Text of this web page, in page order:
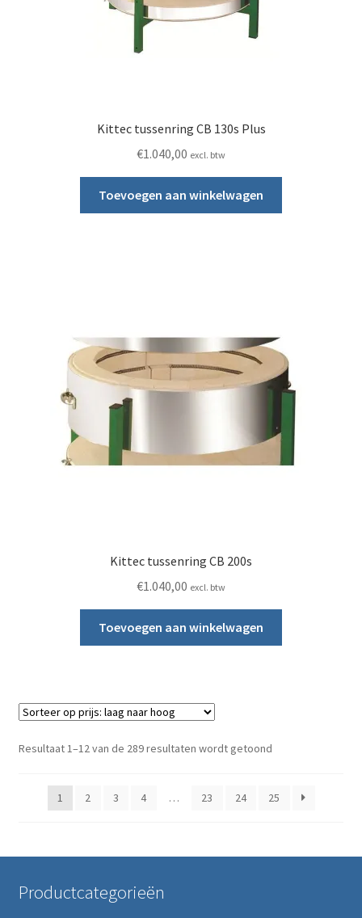
Kittec tussenring CB 130s Plus
€1.040,00 excl. btw
Toevoegen aan winkelwagen
Kittec tussenring CB 200s
€1.040,00 excl. btw
Toevoegen aan winkelwagen
Resultaat 1–12 van de 289 resultaten wordt getoondGesorteerd op
1 2 3 4 … 23 24 25
Productcategorieën